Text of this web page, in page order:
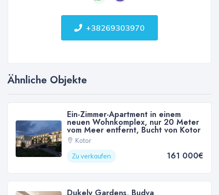
+38269303970
Ähnliche Objekte
Ein-Zimmer-Apartment in einem
neuen Wohnkomplex, nur 20 Meter
vom Meer entfernt, Bucht von Kotor
Kotor
Zu verkaufen
161 000€